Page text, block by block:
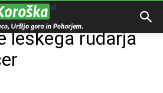
leškega rudarja